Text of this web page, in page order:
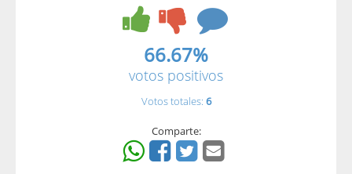
66.67%
votos positivos
Votos totales: 6
Comparte: